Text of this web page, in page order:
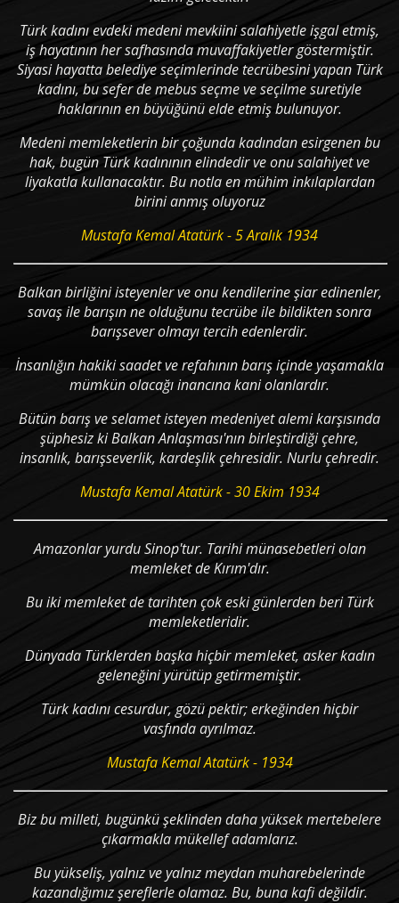
Türk kadını evdeki medeni mevkiini salahiyetle işgal etmiş,
iş hayatının her safhasında muvaffakiyetler göstermiştir.
Siyasi hayatta belediye seçimlerinde tecrübesini yapan Türk
kadını, bu sefer de mebus seçme ve seçilme suretiyle
haklarının en büyüğünü elde etmiş bulunuyor.
Medeni memleketlerin bir çoğunda kadından esirgenen bu
hak, bugün Türk kadınının elindedir ve onu salahiyet ve
liyakatla kullanacaktır. Bu notla en mühim inkılaplardan
birini anmış oluyoruz
Mustafa Kemal Atatürk - 5 Aralık 1934
Balkan birliğini isteyenler ve onu kendilerine şiar edinenler,
savaş ile barışın ne olduğunu tecrübe ile bildikten sonra
barışsever olmayı tercih edenlerdir.
İnsanlığın hakiki saadet ve refahının barış içinde yaşamakla
mümkün olacağı inancına kani olanlardır.
Bütün barış ve selamet isteyen medeniyet alemi karşısında
şüphesiz ki Balkan Anlaşması'nın birleştirdiği çehre,
insanlık, barışseverlik, kardeşlik çehresidir. Nurlu çehredir.
Mustafa Kemal Atatürk - 30 Ekim 1934
Amazonlar yurdu Sinop'tur. Tarihi münasebetleri olan
memleket de Kırım'dır.
Bu iki memleket de tarihten çok eski günlerden beri Türk
memleketleridir.
Dünyada Türklerden başka hiçbir memleket, asker kadın
geleneğini yürütüp getirmemiştir.
Türk kadını cesurdur, gözü pektir; erkeğinden hiçbir
vasfında ayrılmaz.
Mustafa Kemal Atatürk - 1934
Biz bu milleti, bugünkü şeklinden daha yüksek mertebelere
çıkarmakla mükellef adamlarız.
Bu yükseliş, yalnız ve yalnız meydan muharebelerinde
kazandığımız şereflerle olamaz. Bu, buna kafi değildir.